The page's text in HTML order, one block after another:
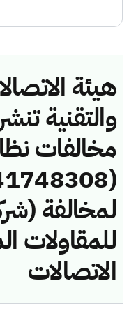
هيئة
والتقنية
مخالفات
لمخالفة
للمقاولات
الاتصالات